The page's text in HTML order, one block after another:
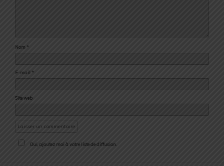
Nom *
E-mail *
Site web
Oui, ajoutez moi à votre liste de diffusion.